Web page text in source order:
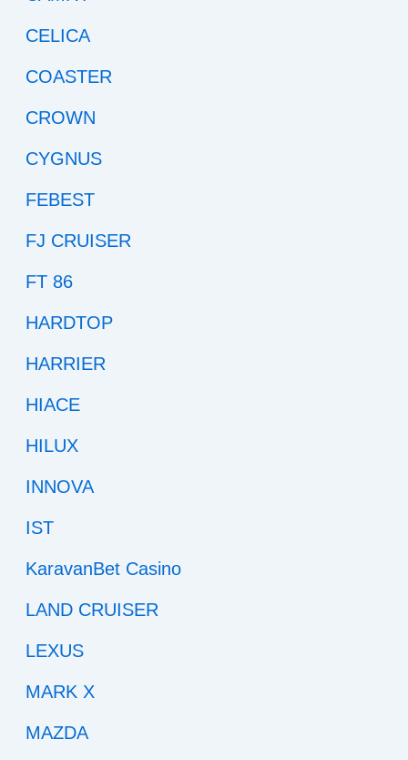
CELICA
COASTER
CROWN
CYGNUS
FEBEST
FJ CRUISER
FT 86
HARDTOP
HARRIER
HIACE
HILUX
INNOVA
IST
KaravanBet Casino
LAND CRUISER
LEXUS
MARK X
MAZDA